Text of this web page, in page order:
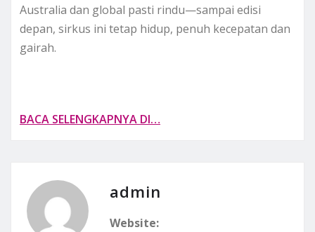
Australia dan global pasti rindu—sampai edisi
depan, sirkus ini tetap hidup, penuh kecepatan dan
gairah.
BACA SELENGKAPNYA DI…
admin
Website: